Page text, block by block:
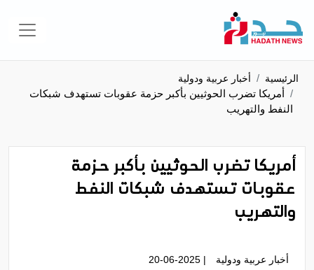
الرئيسية أخبار عربية ودولية
أمريكا تضرب الحوثيين بأكبر حزمة عقوبات تستهدف شبكات
النفط والتهريب
أمريكا تضرب الحوثيين بأكبر حزمة
عقوبات تستهدف شبكات النفط
والتهريب
أخبار عربية ودولية | 20-06-2025